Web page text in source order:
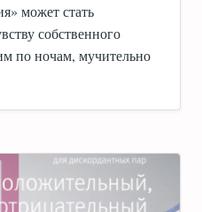
может стать
собственного
по ночам, мучительно